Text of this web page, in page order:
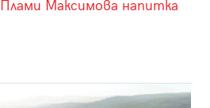
Плами Максимова напитка